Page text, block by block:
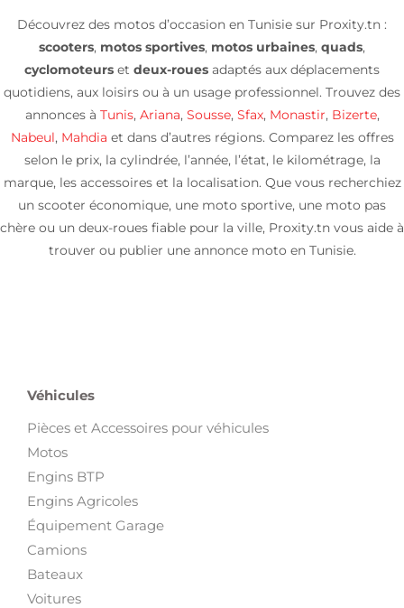
Découvrez des motos d’occasion en Tunisie sur Proxity.tn :
scooters, motos sportives, motos urbaines, quads,
cyclomoteurs et deux-roues adaptés aux déplacements
quotidiens, aux loisirs ou à un usage professionnel. Trouvez des
annonces à Tunis, Ariana, Sousse, Sfax, Monastir, Bizerte,
Nabeul, Mahdia et dans d’autres régions. Comparez les offres
selon le prix, la cylindrée, l’année, l’état, le kilométrage, la
marque, les accessoires et la localisation. Que vous recherchiez
un scooter économique, une moto sportive, une moto pas
chère ou un deux-roues fiable pour la ville, Proxity.tn vous aide à
trouver ou publier une annonce moto en Tunisie.
Véhicules
Pièces et Accessoires pour véhicules
Motos
Engins BTP
Engins Agricoles
Équipement Garage
Camions
Bateaux
Voitures